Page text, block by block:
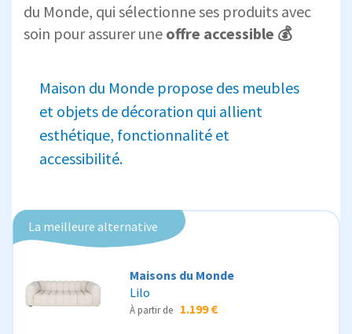
du Monde, qui sélectionne ses produits avec
soin pour assurer une offre accessible 💰
Maison du Monde propose des meubles
et objets de décoration qui allient
esthétique, fonctionnalité et
accessibilité.
La meilleure alternative
Maisons du Monde
Lilo
À partir de 1.199 €